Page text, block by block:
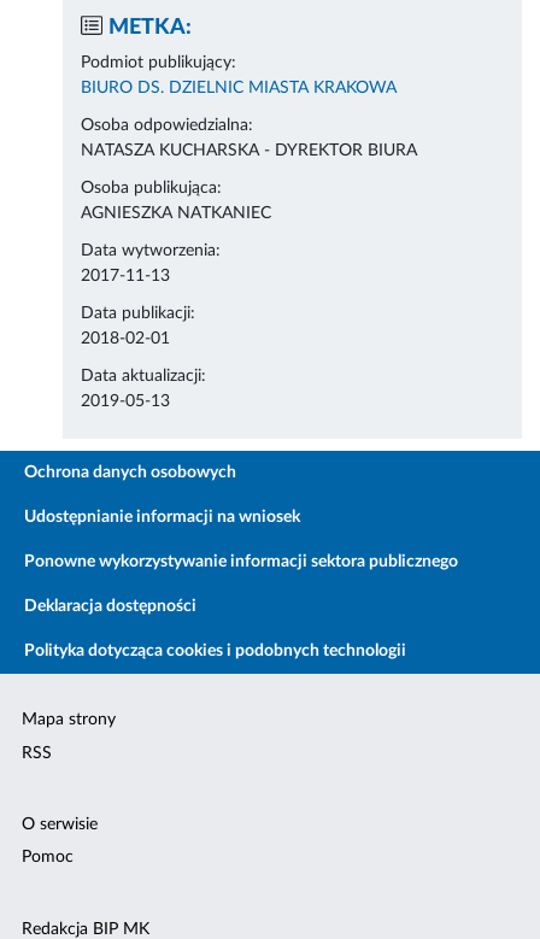
METKA:
Podmiot publikujący:
BIURO DS. DZIELNIC MIASTA KRAKOWA
Osoba odpowiedzialna:
NATASZA KUCHARSKA - DYREKTOR BIURA
Osoba publikująca:
AGNIESZKA NATKANIEC
Data wytworzenia:
2017-11-13
Data publikacji:
2018-02-01
Data aktualizacji:
2019-05-13
Ochrona danych osobowych
Udostępnianie informacji na wniosek
Ponowne wykorzystywanie informacji sektora publicznego
Deklaracja dostępności
Polityka dotycząca cookies i podobnych technologii
Mapa strony
RSS
O serwisie
Pomoc
Redakcja BIP MK